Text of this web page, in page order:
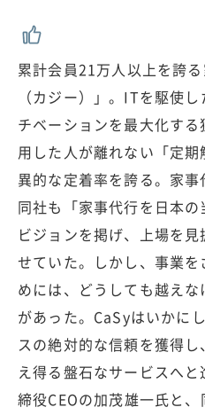
累計会員21万人以上を誇
（カジー）」。ITを駆使
チベーションを最大化す
用した人が離れない「定
異的な定着率を誇る。家事
同社も「家事代行を日本
ビジョンを掲げ、上場を
せていた。しかし、事業
めには、どうしても越え
があった。CaSyはいかに
スの絶対的な信頼を獲得
え得る盤石なサービスへ
締役CEOの加茂雄一氏と